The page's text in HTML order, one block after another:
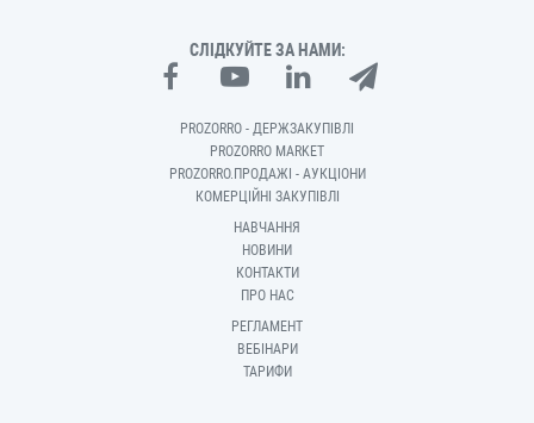
СЛІДКУЙТЕ ЗА НАМИ:
PROZORRO - ДЕРЖЗАКУПІВЛІ
PROZORRO MARKET
PROZORRO.ПРОДАЖІ - АУКЦІОНИ
КОМЕРЦІЙНІ ЗАКУПІВЛІ
НАВЧАННЯ
НОВИНИ
КОНТАКТИ
ПРО НАС
РЕГЛАМЕНТ
ВЕБІНАРИ
ТАРИФИ